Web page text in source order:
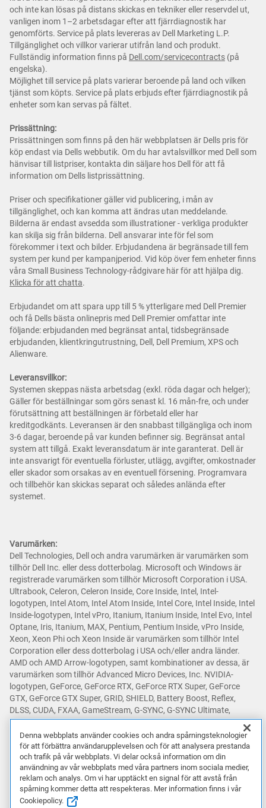
och inte kan lösas på distans skickas en tekniker eller reservdel ut,
vanligen inom 1–2 arbetsdagar efter att fjärrdiagnostik har
genomförts. Service på plats levereras av Dell Marketing L.P.
Tillgänglighet och villkor varierar utifrån land och produkt.
Fullständig information finns på Dell.com/servicecontracts (på
engelska).
Möjlighet till service på plats varierar beroende på land och vilken
tjänst som köpts. Service på plats erbjuds efter fjärrdiagnostik på
enheter som kan servas på fältet.
Prissättning:
Prissättningen som finns på den här webbplatsen är Dells pris för
köp endast via Dells webbutik. Om du har avtalsvillkor med Dell som
hänvisar till listpriser, kontakta din säljare hos Dell för att få
information om Dells listprissättning.
Priser och specifikationer gäller vid publicering, i mån av
tillgänglighet, och kan komma att ändras utan meddelande.
Bilderna är endast avsedda som illustrationer - verkliga produkter
kan skilja sig från bilderna. Dell ansvarar inte för fel som
förekommer i text och bilder. Erbjudandena är begränsade till fem
system per kund per kampanjperiod. Vid köp över fem enheter finns
våra Small Business Technology-rådgivare här för att hjälpa dig.
Klicka för att chatta.
Erbjudandet om att spara upp till 5 % ytterligare med Dell Premier
och få Dells bästa onlinepris med Dell Premier omfattar inte
följande: erbjudanden med begränsat antal, tidsbegränsade
erbjudanden, klientkringutrustning, Dell, Dell Premium, XPS och
Alienware.
Leveransvillkor:
Systemen skeppas nästa arbetsdag (exkl. röda dagar och helger);
Gäller för beställningar som görs senast kl. 16 mån-fre, och under
förutsättning att beställningen är förbetald eller har
kreditgodkänts. Leveransen är den snabbast tillgängliga och inom
3-6 dagar, beroende på var kunden befinner sig. Begränsat antal
system att tillgå. Exakt leveransdatum är inte garanterat. Dell är
inte ansvarigt för eventuella förluster, utlägg, avgifter, omkostnader
eller skador som orsakas av en eventuell försening. Programvara
och tillbehör kan skickas separat och således anlända efter
systemet.
Varumärken:
Dell Technologies, Dell och andra varumärken är varumärken som
tillhör Dell Inc. eller dess dotterbolag. Microsoft och Windows är
registrerade varumärken som tillhör Microsoft Corporation i USA.
Ultrabook, Celeron, Celeron Inside, Core Inside, Intel, Intel-
logotypen, Intel Atom, Intel Atom Inside, Intel Core, Intel Inside, Intel
Inside-logotypen, Intel vPro, Itanium, Itanium Inside, Intel Evo, Intel
Optane, Iris, Itanium, MAX, Pentium, Pentium Inside, vPro Inside,
Xeon, Xeon Phi och Xeon Inside är varumärken som tillhör Intel
Corporation eller dess dotterbolag i USA och/eller andra länder.
AMD och AMD Arrow-logotypen, samt kombinationer av dessa, är
varumärken som tillhör Advanced Micro Devices, Inc. NVIDIA-
logotypen, GeForce, GeForce RTX, GeForce RTX Super, GeForce
GTX, GeForce GTX Super, GRID, SHIELD, Battery Boost, Reflex,
DLSS, CUDA, FXAA, GameStream, G-SYNC, G-SYNC Ultimate,
NVLINK, ShadowPlay, SLI, TXAA, PhysX, GeForce Experience,
GeForce NOW, Maxwell, Pascal och Turing är varumärken och/eller
registrerade varumärken som tillhör NVIDIA Corporation i USA och
andra länder. Snapdragon är ett varumärke eller registrerat
varumärke som tillhör Qualcomm Incorporated. Andra varumärken
kan vara varumärken som tillhör sina respektive ägare.
Denna webbplats använder cookies och andra spårningsteknologier
för att förbättra användarupplevelsen och för att analysera prestanda
och trafik på vår webbplats. Vi delar också information om din
användning av vår webbplats med våra partners inom sociala medier,
reklam och analys. Om vi har upptäckt en signal för att avstå från
spårning kommer detta att respekteras. Mer information finns i vår
Cookiepolicy.